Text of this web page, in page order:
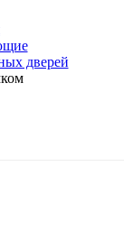
дверей